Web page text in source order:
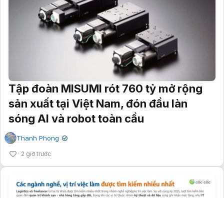
Tập đoàn MISUMI rót 760 tỷ mở rộng
sản xuất tại Việt Nam, đón đầu làn
sóng AI và robot toàn cầu
Thanh Phong ✔
2 giờ trước